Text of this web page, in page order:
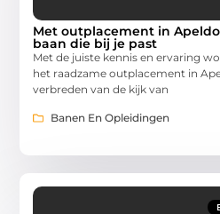
Met outplacement in
baan die bij je past
Met de juiste kennis en ervaring
het raadzame outplacement in
verbreden van de kijk van
Banen En Opleidingen